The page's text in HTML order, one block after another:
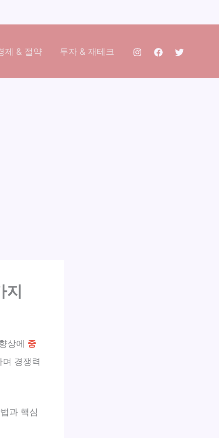
제 & 절약 투자 & 재테크
지
상에 중
경쟁력
과 핵심